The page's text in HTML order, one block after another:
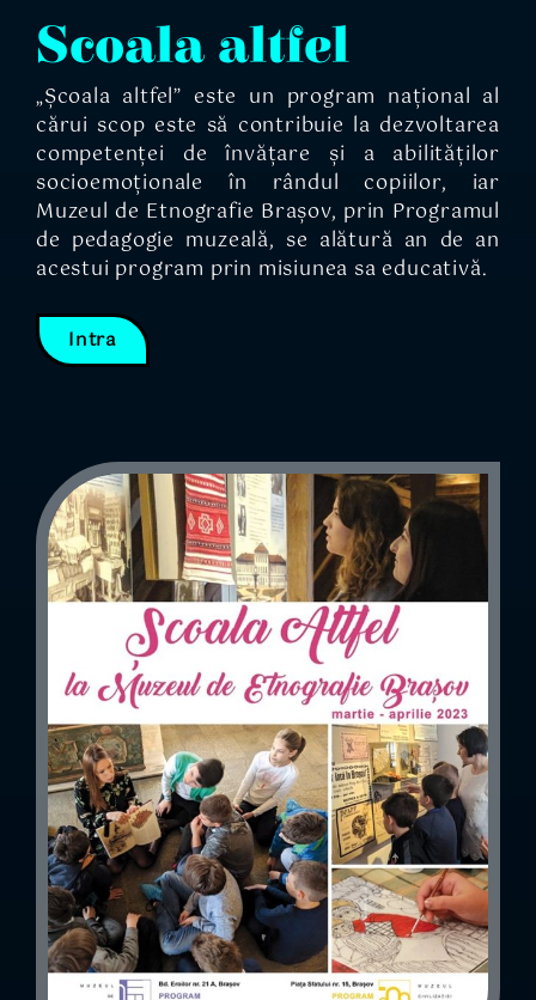
Scoala altfel
„Școala altfel” este un program național al
cărui scop este să contribuie la dezvoltarea
competenței de învățare și a abilităților
socioemoționale în rândul copiilor, iar
Muzeul de Etnografie Brașov, prin Programul
de pedagogie muzeală, se alătură an de an
acestui program prin misiunea sa educativă.
Intra